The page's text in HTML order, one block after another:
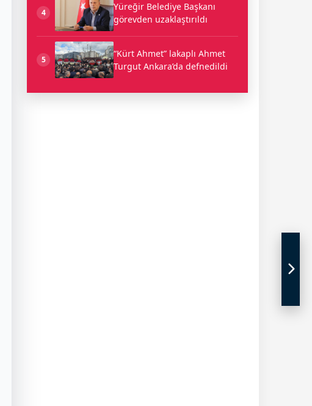
4
Yüreğir Belediye Başkanı
görevden uzaklaştırıldı
5
“Kürt Ahmet” lakaplı Ahmet
Turgut Ankara’da defnedildi